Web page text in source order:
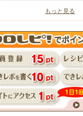
もっと見る